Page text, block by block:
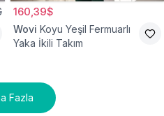
160,39$
Wovi Koyu Yeşil Fermuarlı
Yaka İkili Takım
Fazla